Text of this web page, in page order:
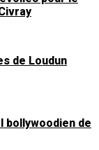
de Loudun
bollywoodien de